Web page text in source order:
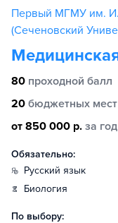
Первый МГМУ им.
(Сеченовский
80 проходной балл
20 бюджетных мест
от 850 000 р. за год
Обязательно:
русский язык
биология
По выбору: